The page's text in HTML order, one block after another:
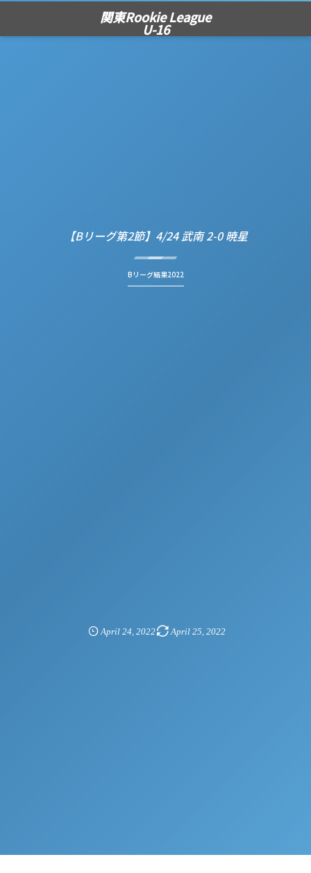
関東Rookie League
U-16
【Bリーグ第2節】4/24 武南 2-0 暁星
Bリーグ結果2022
April 24, 2022 April 25, 2022